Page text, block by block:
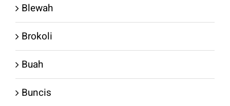
Blewah
Brokoli
Buah
Buncis